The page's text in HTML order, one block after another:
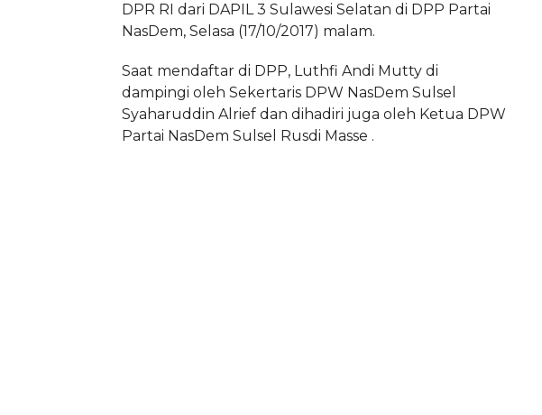
DPR RI dari DAPIL 3 Sulawesi Selatan di DPP Partai
NasDem, Selasa (17/10/2017) malam.
Saat mendaftar di DPP, Luthfi Andi Mutty di
dampingi oleh Sekertaris DPW NasDem Sulsel
Syaharuddin Alrief dan dihadiri juga oleh Ketua DPW
Partai NasDem Sulsel Rusdi Masse .